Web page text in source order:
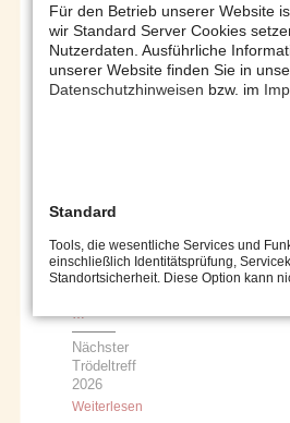
Schutzschild
für
Demonstranten
Seite 2 von 10
Zurück 1 2 3
News
in Sri
Lanka
in
Sri
Lanka
Nächster
Trödeltreff
2026
Weiterlesen
Für den Betrieb unserer Website
wir Standard Server Cookies
Nutzerdaten. Ausführliche
unserer Website finden Sie in
Datenschutzhinweisen bzw. im
Standard
Tools, die wesentliche Services und
einschließlich Identitätsprüfung,
Standortsicherheit. Diese Option kann